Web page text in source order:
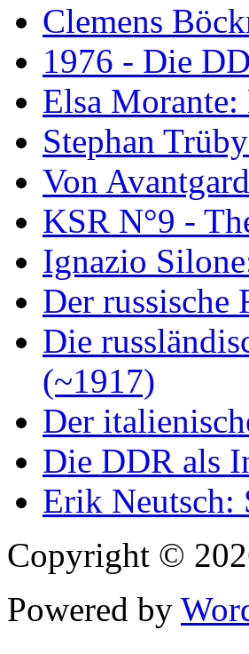
Clemens
1976 - Die
Elsa
Stephan
Von
KSR N°9 -
Ignazio
Der
Die
(~1917)
Der
Die DDR als
Erik Neutsch:
Copyright ©
Powered by